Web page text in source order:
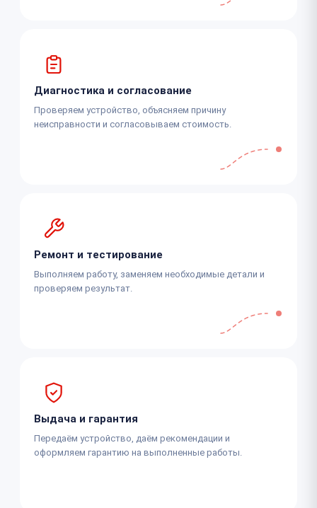
Диагностика и согласование
Проверяем устройство, объясняем причину
неисправности и согласовываем стоимость.
Ремонт и тестирование
Выполняем работу, заменяем необходимые детали и
проверяем результат.
Выдача и гарантия
Передаём устройство, даём рекомендации и
оформляем гарантию на выполненные работы.